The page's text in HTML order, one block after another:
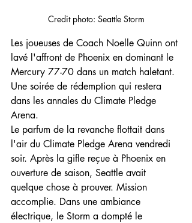
Credit photo: Seattle Storm
Les joueuses de Coach Noelle Quinn ont
lavé l'affront de Phoenix en dominant le
Mercury 77-70 dans un match haletant.
Une soirée de rédemption qui restera
dans les annales du Climate Pledge
Arena.
Le parfum de la revanche flottait dans
l'air du Climate Pledge Arena vendredi
soir. Après la gifle reçue à Phoenix en
ouverture de saison, Seattle avait
quelque chose à prouver. Mission
accomplie. Dans une ambiance
électrique, le Storm a dompté le